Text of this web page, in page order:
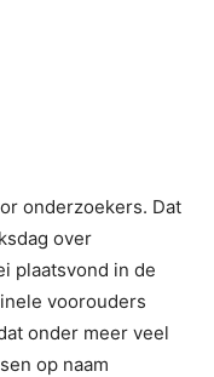
onderzoekers. Dat
over
plaatsvond in de
voorouders
onder meer veel
op naam